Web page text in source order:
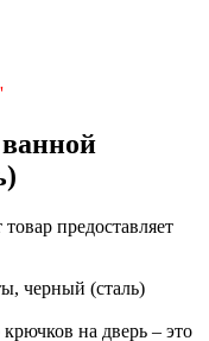
товар предоставляет
черный (сталь)
на дверь – это